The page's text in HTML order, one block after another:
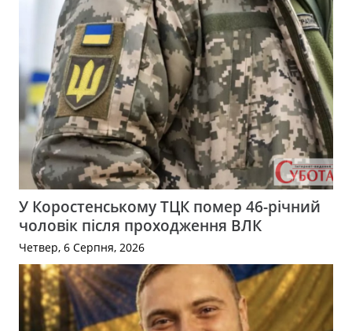
У Коростенському ТЦК помер 46-річний
чоловік після проходження ВЛК
Четвер, 6 Серпня, 2026